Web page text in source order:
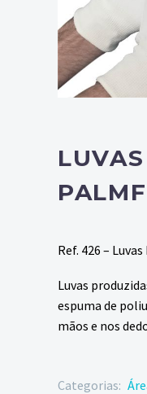
Ref. 426 –
Luvas
espuma de
mãos e nos
Categorias: